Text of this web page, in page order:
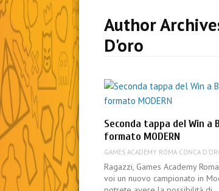
Author
D'oro
Seconda tappa del Win a
formato MODERN
GAMES ACADEMY ROMA CONCA
Ragazzi, Games Academy
voi un nuovo campionato in